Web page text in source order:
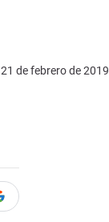
21 de febrero de 2019